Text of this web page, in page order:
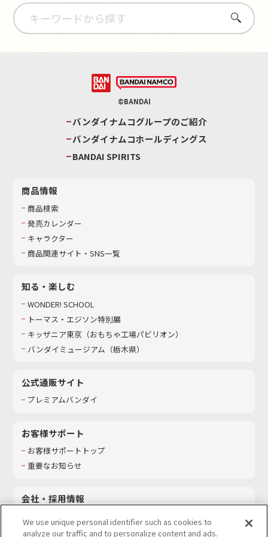
さがす
©BANDAI
バンダイナムコグループのご紹介
バンダイナムコホールディングス
BANDAI SPIRITS
商品情報
商品検索
発売カレンダー
キャラクター
商品関連サイト・SNS一覧
知る・楽しむ
WONDER! SCHOOL
トーマス・エジソン特別展
キッザニア東京（おもちゃ工場パビリオン）​
バンダイミュージアム（栃木県）
公式通販サイト
プレミアムバンダイ
お客様サポート
お客様サポートトップ
重要なお知らせ
会社・採用情報
採用情報
We use unique personal identifier such as cookies to
analyze our traffic and to personalize content and ads.